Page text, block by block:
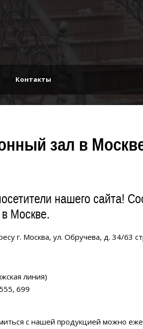
Контакты
зал в
нашего сайта!
Москве.
г. Москва, ул. Обручева, д. 34/63
линия)
699
с нашей продукцией можно